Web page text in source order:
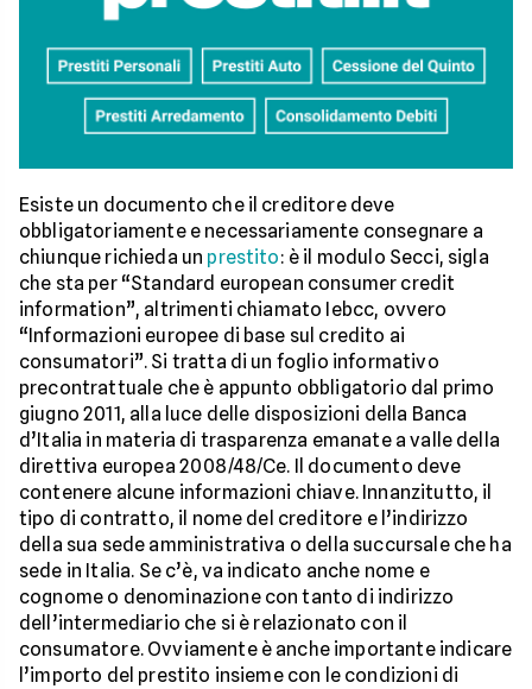
Esiste un documento che il creditore deve
obbligatoriamente e necessariamente consegnare a
chiunque richieda un prestito: è il modulo Secci, sigla
che sta per “Standard european consumer credit
information”, altrimenti chiamato Iebcc, ovvero
“Informazioni europee di base sul credito ai
consumatori”. Si tratta di un foglio informativo
precontrattuale che è appunto obbligatorio dal primo
giugno 2011, alla luce delle disposizioni della Banca
d’Italia in materia di trasparenza emanate a valle della
direttiva europea 2008/48/Ce. Il documento deve
contenere alcune informazioni chiave. Innanzitutto, il
tipo di contratto, il nome del creditore e l’indirizzo
della sua sede amministrativa o della succursale che ha
sede in Italia. Se c’è, va indicato anche nome e
cognome o denominazione con tanto di indirizzo
dell’intermediario che si è relazionato con il
consumatore. Ovviamente è anche importante indicare
l’importo del prestito insieme con le condizioni di